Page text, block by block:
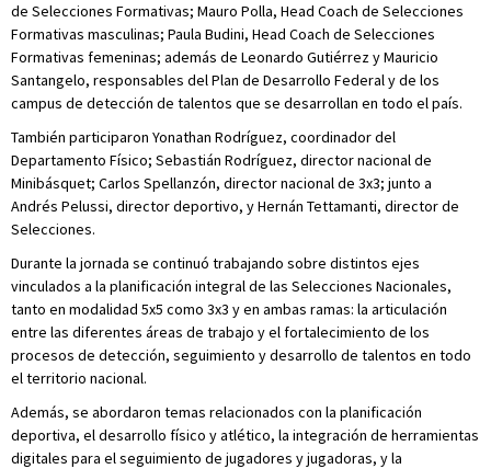
de Selecciones Formativas; Mauro Polla, Head Coach de Selecciones
Formativas masculinas; Paula Budini, Head Coach de Selecciones
Formativas femeninas; además de Leonardo Gutiérrez y Mauricio
Santangelo, responsables del Plan de Desarrollo Federal y de los
campus de detección de talentos que se desarrollan en todo el país.
También participaron Yonathan Rodríguez, coordinador del
Departamento Físico; Sebastián Rodríguez, director nacional de
Minibásquet; Carlos Spellanzón, director nacional de 3x3; junto a
Andrés Pelussi, director deportivo, y Hernán Tettamanti, director de
Selecciones.
Durante la jornada se continuó trabajando sobre distintos ejes
vinculados a la planificación integral de las Selecciones Nacionales,
tanto en modalidad 5x5 como 3x3 y en ambas ramas: la articulación
entre las diferentes áreas de trabajo y el fortalecimiento de los
procesos de detección, seguimiento y desarrollo de talentos en todo
el territorio nacional.
Además, se abordaron temas relacionados con la planificación
deportiva, el desarrollo físico y atlético, la integración de herramientas
digitales para el seguimiento de jugadores y jugadoras, y la